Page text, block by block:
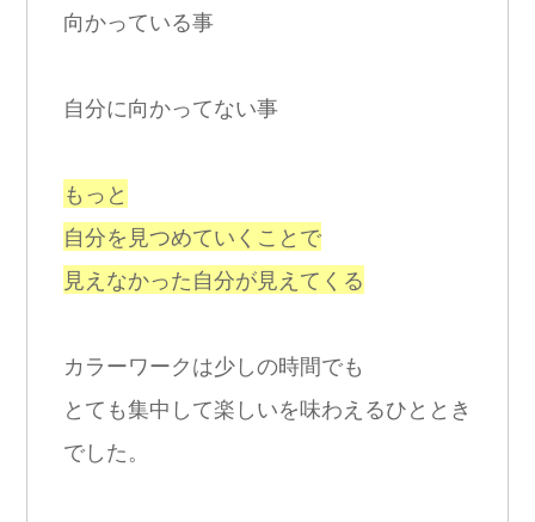
向かっている事
自分に向かってない事
もっと
自分を見つめていくことで
見えなかった自分が見えてくる
カラーワークは少しの時間でも
とても集中して楽しいを味わえるひととき
でした。